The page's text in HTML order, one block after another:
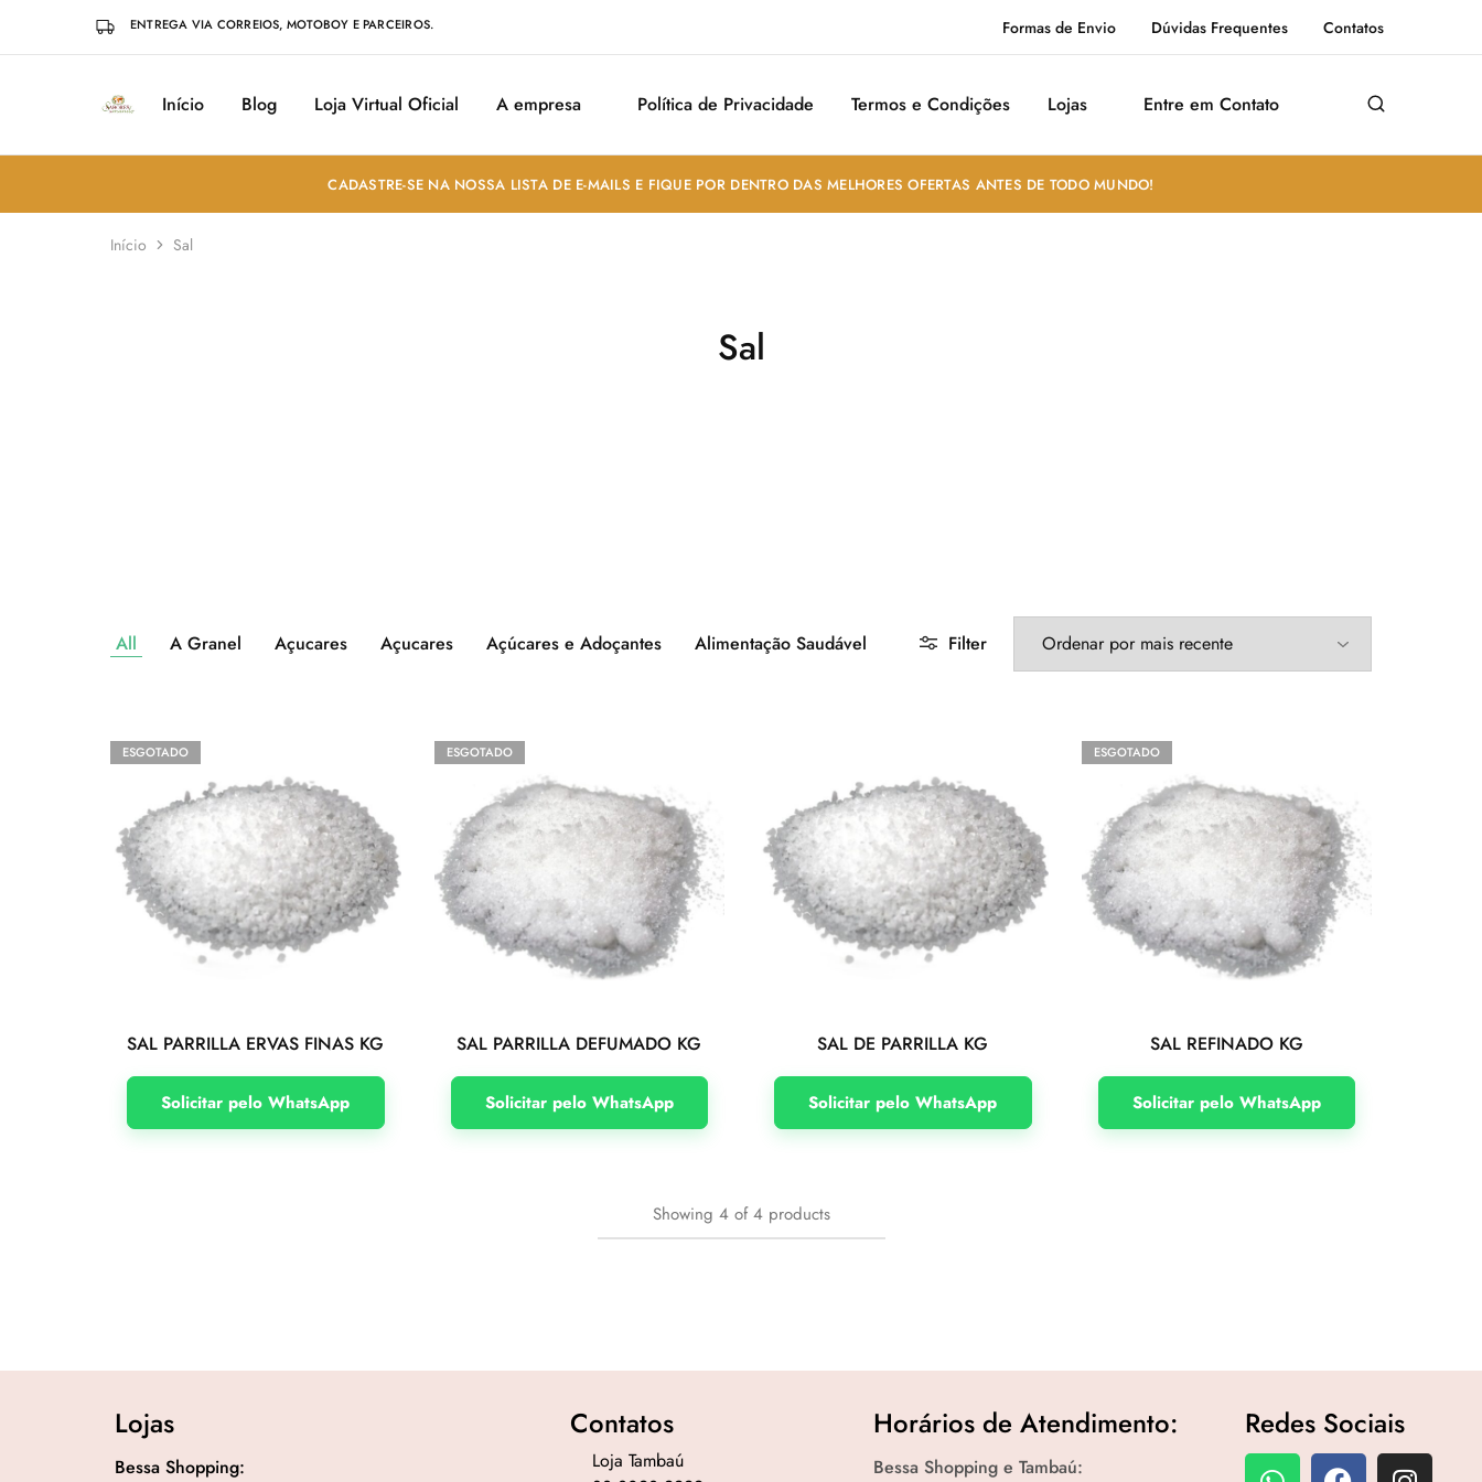
ENTREGA VIA CORREIOS, MOTOBOY E PARCEIROS. Formas de Envio Dúvidas Frequentes Contatos
Sabores
Sua
Temperos
em
João
Pessoa
Início Blog Loja Virtual Oficial A empresa Política de Privacidade Termos e Condições Lojas Entre em Contato
CADASTRE-SE NA NOSSA LISTA DE E-MAILS E FIQUE POR DENTRO DAS MELHORES OFERTAS ANTES DE TODO MUNDO!
Início Sal
Sal
All A Granel Açucares Açucares Açúcares e Adoçantes Alimentação Saudável Filter
ESGOTADO
SAL PARRILLA ERVAS FINAS KG
Solicitar pelo WhatsApp
ESGOTADO
SAL PARRILLA DEFUMADO KG
Solicitar pelo WhatsApp
SAL DE PARRILLA KG
Solicitar pelo WhatsApp
ESGOTADO
SAL REFINADO KG
Solicitar pelo WhatsApp
Showing 4 of4 products
Lojas
Bessa Shopping:
Contatos
Loja Tambaú
Horários de Atendimento:
Bessa Shopping e Tambaú:
Redes Sociais